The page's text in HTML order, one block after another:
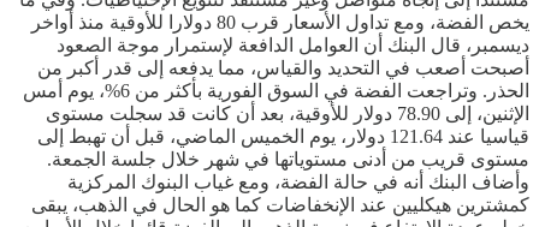
يخص الفضة، ومع تداول الأسعار قرب 80 دولارا للأوقية منذ أواخر
ديسمبر، قال البنك أن العوامل الدافعة لإستمرار موجة الصعود
أصبحت أصعب في التحديد والقياس، مما يدفعه إلى قدر أكبر من
الحذر. وتراجعت الفضة في السوق الفورية بأكثر من 6%، يوم أمس
الإثنين، إلى 78.90 دولار للأوقية، بعد أن كانت قد سجلت مستوى
قياسيا عند 121.64 دولار، يوم الخميس الماضي، قبل أن تهبط إلى
مستوى قريب من أدنى مستوياتها في شهر خلال جلسة الجمعة.
وأضاف البنك أنه في حالة الفضة، ومع غياب البنوك المركزية
كمشترين هيكليين عند الإنخفاضات كما هو الحال في الذهب، يبقى